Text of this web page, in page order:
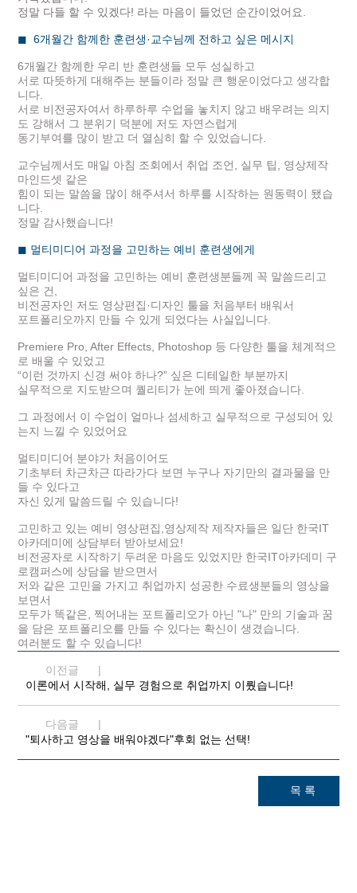
정말 다들 할 수 있겠다! 라는 마음이 들었던 순간이었어요.
◼ 6개월간 함께한 훈련생·교수님께 전하고 싶은 메시지
6개월간 함께한 우리 반 훈련생들 모두 성실하고
서로 따뜻하게 대해주는 분들이라 정말 큰 행운이었다고 생각합
니다.
서로 비전공자여서 하루하루 수업을 놓치지 않고 배우려는 의지
도 강해서 그 분위기 덕분에 저도 자연스럽게
동기부여를 많이 받고 더 열심히 할 수 있었습니다.
교수님께서도 매일 아침 조회에서 취업 조언, 실무 팁, 영상제작
마인드셋 같은
힘이 되는 말씀을 많이 해주셔서 하루를 시작하는 원동력이 됐습
니다.
정말 감사했습니다!
◼ 멀티미디어 과정을 고민하는 예비 훈련생에게
멀티미디어 과정을 고민하는 예비 훈련생분들께 꼭 말씀드리고
싶은 건,
비전공자인 저도 영상편집·디자인 툴을 처음부터 배워서
포트폴리오까지 만들 수 있게 되었다는 사실입니다.
Premiere Pro, After Effects, Photoshop 등 다양한 툴을 체계적으
로 배울 수 있었고
“이런 것까지 신경 써야 하나?” 싶은 디테일한 부분까지
실무적으로 지도받으며 퀄리티가 눈에 띄게 좋아졌습니다.
그 과정에서 이 수업이 얼마나 섬세하고 실무적으로 구성되어 있
는지 느낄 수 있었어요
멀티미디어 분야가 처음이어도
기초부터 차근차근 따라가다 보면 누구나 자기만의 결과물을 만
들 수 있다고
자신 있게 말씀드릴 수 있습니다!
고민하고 있는 예비 영상편집,영상제작 제작자들은 일단 한국IT
아카데미에 상담부터 받아보세요!
비전공자로 시작하기 두려운 마음도 있었지만 한국IT아카데미 구
로캠퍼스에 상담을 받으면서
저와 같은 고민을 가지고 취업까지 성공한 수료생분들의 영상을
보면서
모두가 똑같은, 찍어내는 포트폴리오가 아닌 "나" 만의 기술과 꿈
을 담은 포트폴리오를 만들 수 있다는 확신이 생겼습니다.
여러분도 할 수 있습니다!
이전글
이론에서 시작해, 실무 경험으로 취업까지 이뤘습니다!
다음글
"퇴사하고 영상을 배워야겠다"후회 없는 선택!
목 록